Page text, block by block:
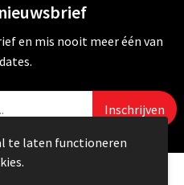
en mis nooit meer één van
2026
te laten functioneren